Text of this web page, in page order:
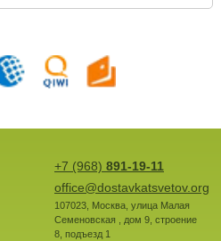
+7 (968) 891-19-11
office@dostavkatsvetov.org
107023, Москва, улица Малая
Семеновская , дом 9, строение
8, подъезд 1